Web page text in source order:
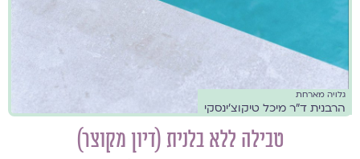
גלויה מארחת
הרבנית ד"ר מיכל טיקוצ'ינסקי
טבילה ללא בלנית (דיון מקוצר)